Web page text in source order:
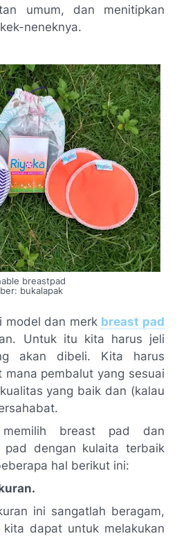
umum, dan menitipkan
neneknya.
breastpad
bukalapak
model dan merk breast pad
Untuk itu kita harus jeli
akan dibeli. Kita harus
mana pembalut yang sesuai
yang baik dan (kalau
breast pad dan
pad
dengan kulaita terbaik
hal berikut ini:
ini sangatlah beragam,
dapat untuk melakukan